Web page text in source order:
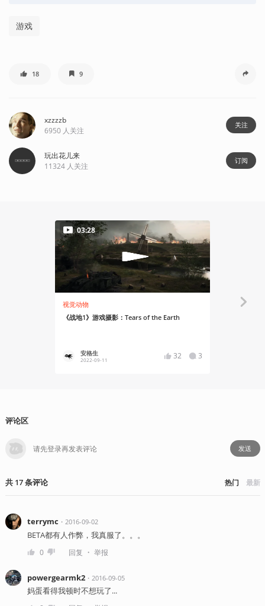
游戏
18 9
xzzzzb
6950 人关注
关注
玩出花儿来
11324 人关注
订阅
03:28
视觉动物
《战地1》游戏摄影：Tears of the Earth
安格生
2022-09-11 32 3
玩出花儿来
评论区
发送
共 17条评论 热门 最新
terrymc ・ 2016-09-02
BETA都有人作弊，我真服了。。。
0 回复 ・ 举报
powergearmk2・ 2016-09-05
妈蛋看得我顿时不想玩了...